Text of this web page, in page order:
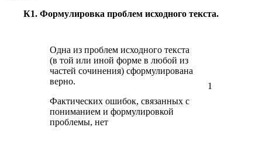
К1. Формулировка проблем исходного текста.
Одна из проблем исходного текста
(в той или иной форме в любой из
частей сочинения) сформулирована
верно.
Фактических ошибок, связанных с
пониманием и формулировкой
проблемы, нет
1